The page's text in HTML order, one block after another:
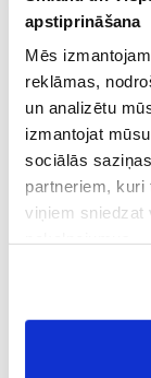
apstiprināšana
Mēs
reklāmas,
un analizētu
izmantojat
sociālās
partneriem,
viņiem sniedzat
noteikumiem